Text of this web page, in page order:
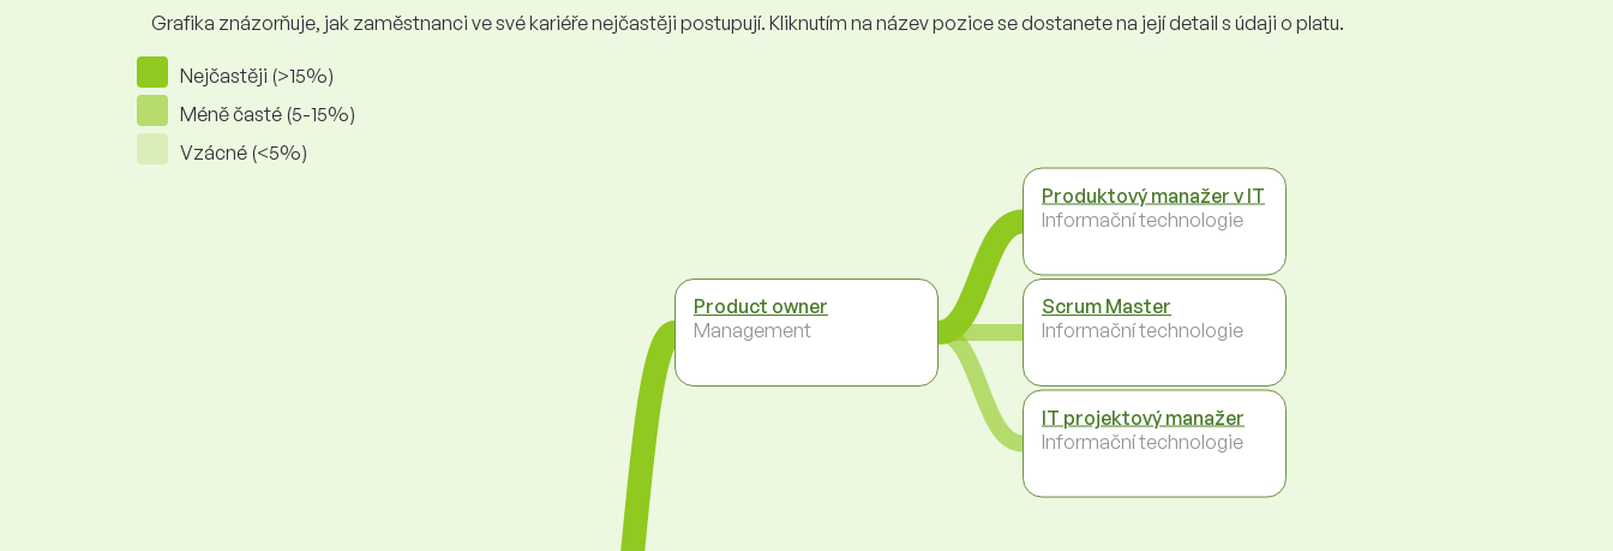
Grafika znázorňuje, jak zaměstnanci ve své kariéře nejčastěji postupují. Kliknutím na název pozice se dostanete na její detail s údaji o platu.
Nejčastěji (>15%)
Méně časté (5-15%)
Vzácné (<5%)
Product owner
Management
Produktový manažer v IT
Informační technologie
Scrum Master
Informační technologie
IT projektový manažer
Informační technologie